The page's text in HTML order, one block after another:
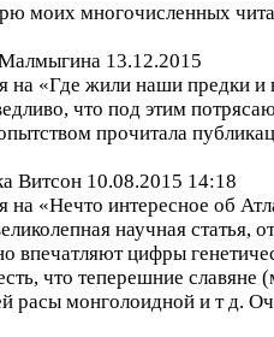
моих многочисленных
13.12.2015
на «Где жили наши предки и
что под этим
прочитала
Витсон 10.08.2015 14:18
на «Нечто интересное об
научная
впечатляют цифры
что теперешние
расы монголоидной и т д.